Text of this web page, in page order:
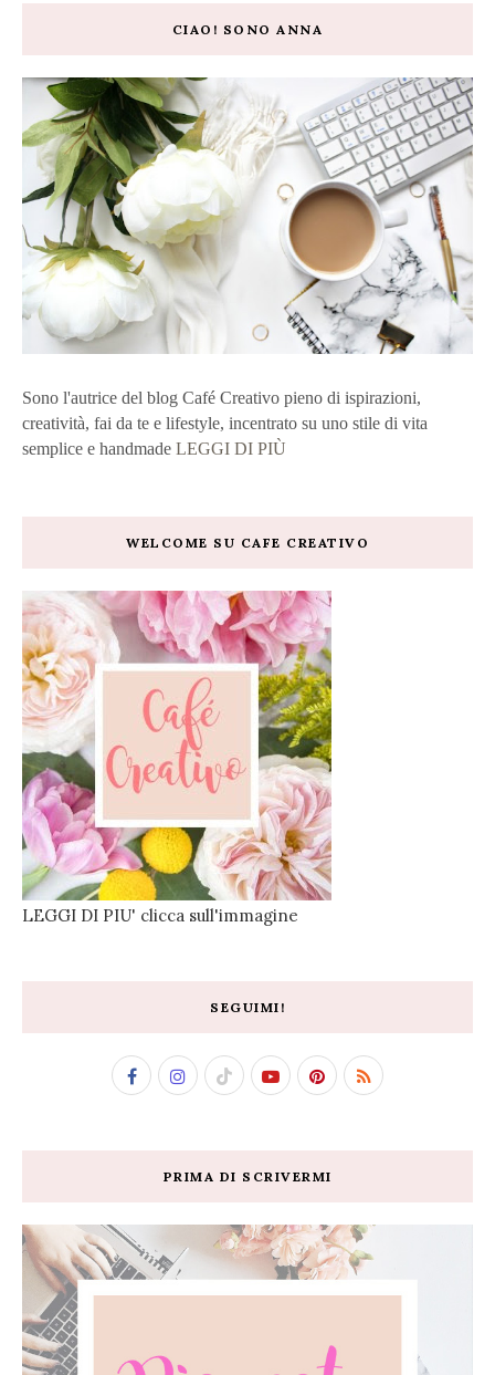
CIAO! SONO ANNA
Sono l'autrice del blog Café Creativo pieno di ispirazioni,
creatività, fai da te e lifestyle, incentrato su uno stile di vita
semplice e handmade LEGGI DI PIÙ
WELCOME SU CAFE CREATIVO
LEGGI DI PIU' clicca sull'immagine
SEGUIMI!
PRIMA DI SCRIVERMI